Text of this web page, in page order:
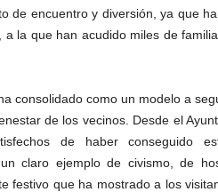
de encuentro y diversión, ya que
la que han acudido miles de
consolidado como un modelo a
de los vecinos. Desde el
de haber conseguido
claro ejemplo de civismo, de
festivo que ha mostrado a los